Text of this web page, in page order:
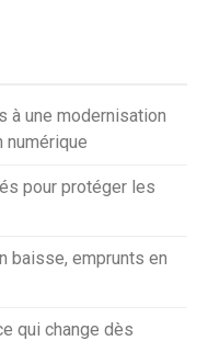
à une modernisation
numérique
pour protéger les
baisse, emprunts en
qui change dès